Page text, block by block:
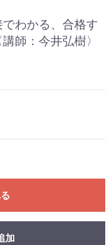
でわかる、合格す
師：今井弘樹〉
加